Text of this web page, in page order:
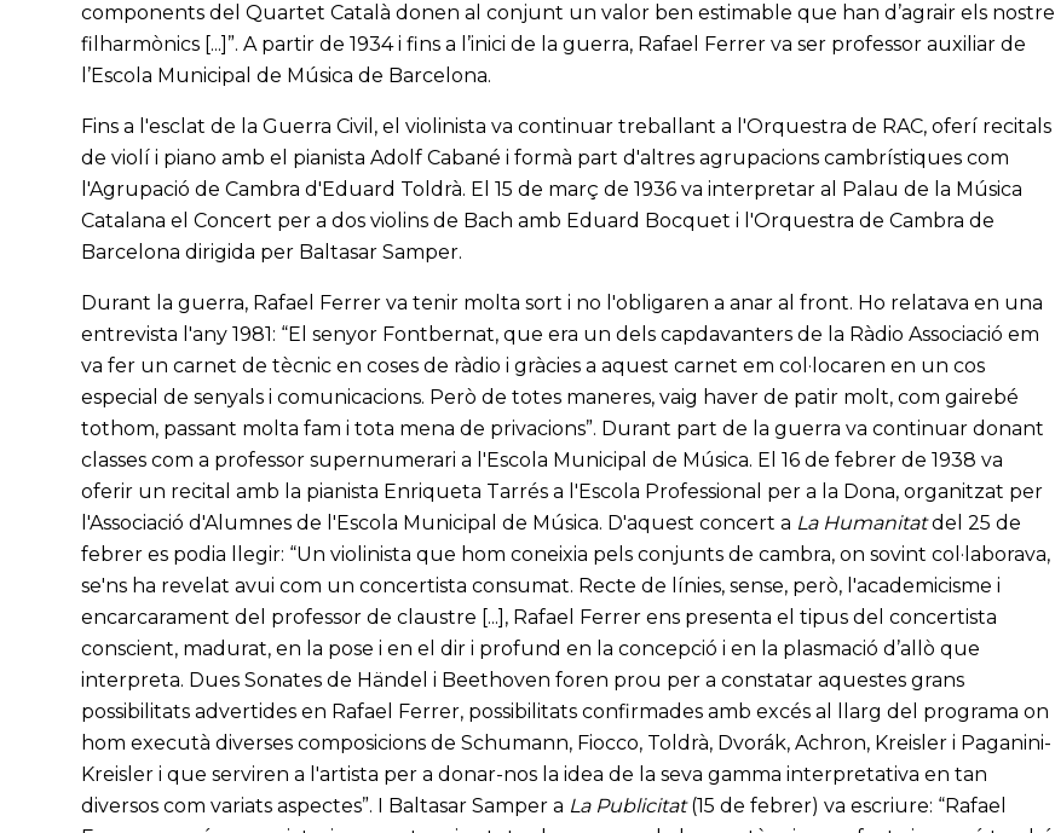
components del Quartet Català donen al conjunt un valor ben estimable que han d’agrair els nostre
filharmònics [...]”. A partir de 1934 i fins a l’inici de la guerra, Rafael Ferrer va ser professor auxiliar de
l’Escola Municipal de Música de Barcelona.
Fins a l'esclat de la Guerra Civil, el violinista va continuar treballant a l'Orquestra de RAC, oferí recitals
de violí i piano amb el pianista Adolf Cabané i formà part d'altres agrupacions cambrístiques com
l'Agrupació de Cambra d'Eduard Toldrà. El 15 de març de 1936 va interpretar al Palau de la Música
Catalana el Concert per a dos violins de Bach amb Eduard Bocquet i l'Orquestra de Cambra de
Barcelona dirigida per Baltasar Samper.
Durant la guerra, Rafael Ferrer va tenir molta sort i no l'obligaren a anar al front. Ho relatava en una
entrevista l'any 1981: “El senyor Fontbernat, que era un dels capdavanters de la Ràdio Associació em
va fer un carnet de tècnic en coses de ràdio i gràcies a aquest carnet em col·locaren en un cos
especial de senyals i comunicacions. Però de totes maneres, vaig haver de patir molt, com gairebé
tothom, passant molta fam i tota mena de privacions”. Durant part de la guerra va continuar donant
classes com a professor supernumerari a l'Escola Municipal de Música. El 16 de febrer de 1938 va
oferir un recital amb la pianista Enriqueta Tarrés a l'Escola Professional per a la Dona, organitzat per
l'Associació d'Alumnes de l'Escola Municipal de Música. D'aquest concert a La Humanitatdel 25 de
febrer es podia llegir: “Un violinista que hom coneixia pels conjunts de cambra, on sovint col·laborava,
se'ns ha revelat avui com un concertista consumat. Recte de línies, sense, però, l'academicisme i
encarcarament del professor de claustre [...], Rafael Ferrer ens presenta el tipus del concertista
conscient, madurat, en la pose i en el dir i profund en la concepció i en la plasmació d’allò que
interpreta. Dues Sonates de Händel i Beethoven foren prou per a constatar aquestes grans
possibilitats advertides en Rafael Ferrer, possibilitats confirmades amb excés al llarg del programa on
hom executà diverses composicions de Schumann, Fiocco, Toldrà, Dvorák, Achron, Kreisler i Paganini-
Kreisler i que serviren a l'artista per a donar-nos la idea de la seva gamma interpretativa en tan
diversos com variats aspectes”. I Baltasar Samper a La Publicitat(15 de febrer) va escriure: “Rafael